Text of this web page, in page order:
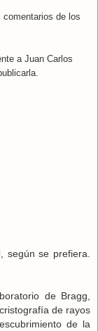
de los
a Juan Carlos
según se prefiera.
de Bragg,
de rayos
de la